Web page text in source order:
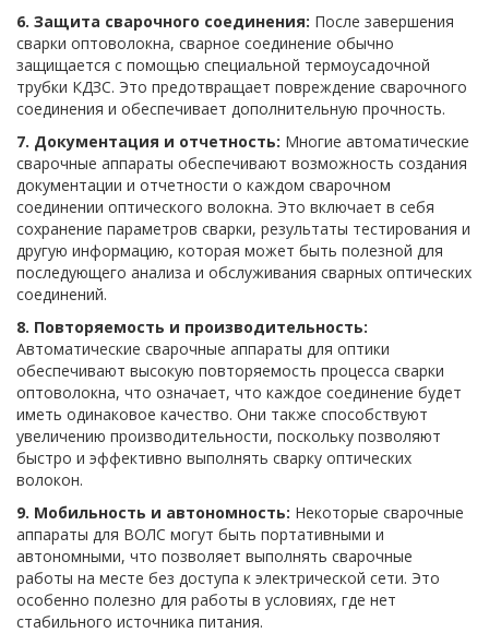
6. Защита сварочного соединения: После завершения
сварки оптоволокна, сварное соединение обычно
защищается с помощью специальной термоусадочной
трубки КДЗС. Это предотвращает повреждение сварочного
соединения и обеспечивает дополнительную прочность.
7. Документация и отчетность: Многие автоматические
сварочные аппараты обеспечивают возможность создания
документации и отчетности о каждом сварочном
соединении оптического волокна. Это включает в себя
сохранение параметров сварки, результаты тестирования и
другую информацию, которая может быть полезной для
последующего анализа и обслуживания сварных оптических
соединений.
8. Повторяемость и производительность:
Автоматические сварочные аппараты для оптики
обеспечивают высокую повторяемость процесса сварки
оптоволокна, что означает, что каждое соединение будет
иметь одинаковое качество. Они также способствуют
увеличению производительности, поскольку позволяют
быстро и эффективно выполнять сварку оптических
волокон.
9. Мобильность и автономность: Некоторые сварочные
аппараты для ВОЛС могут быть портативными и
автономными, что позволяет выполнять сварочные
работы на месте без доступа к электрической сети. Это
особенно полезно для работы в условиях, где нет
стабильного источника питания.